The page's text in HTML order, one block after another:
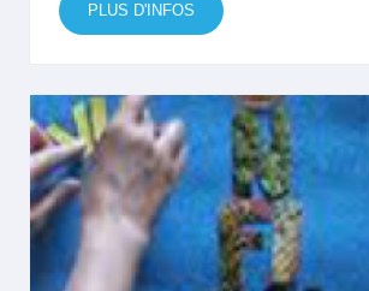
PLUS D'INFOS